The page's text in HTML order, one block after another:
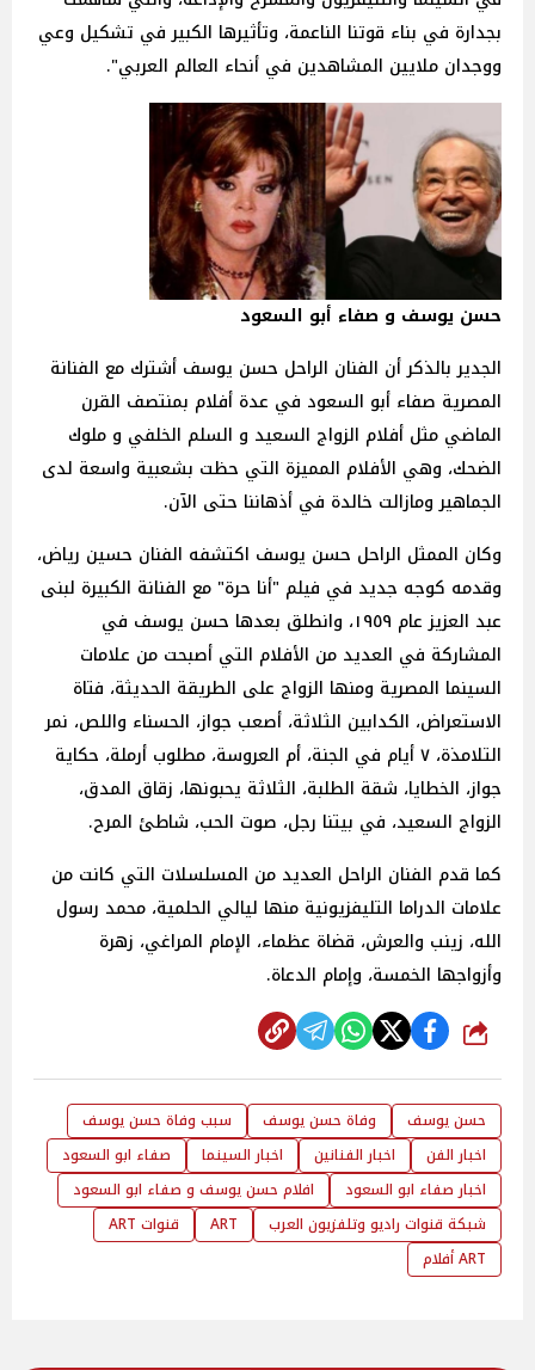
بجدارة في بناء قوتنا الناعمة، وتأثيرها الكبير في تشكيل وعي
ووجدان ملايين المشاهدين في أنحاء العالم العربي".
حسن يوسف و صفاء أبو السعود
الجدير بالذكر أن الفنان الراحل حسن يوسف أشترك مع الفنانة
المصرية صفاء أبو السعود في عدة أفلام بمنتصف القرن
الماضي مثل أفلام الزواج السعيد و السلم الخلفي و ملوك
الضحك، وهي الأفلام المميزة التي حظت بشعبية واسعة لدى
الجماهير ومازالت خالدة في أذهاننا حتى الآن.
وكان الممثل الراحل حسن يوسف اكتشفه الفنان حسين رياض،
وقدمه كوجه جديد في فيلم "أنا حرة" مع الفنانة الكبيرة لبنى
عبد العزيز عام ١٩٥٩، وانطلق بعدها حسن يوسف في
المشاركة في العديد من الأفلام التي أصبحت من علامات
السينما المصرية ومنها الزواج على الطريقة الحديثة، فتاة
الاستعراض، الكدابين الثلاثة، أصعب جواز، الحسناء واللص، نمر
التلامذة، ٧ أيام في الجنة، أم العروسة، مطلوب أرملة، حكاية
جواز، الخطايا، شقة الطلبة، الثلاثة يحبونها، زقاق المدق،
الزواج السعيد، في بيتنا رجل، صوت الحب، شاطئ المرح.
كما قدم الفنان الراحل العديد من المسلسلات التي كانت من
علامات الدراما التليفزيونية منها ليالي الحلمية، محمد رسول
الله، زينب والعرش، قضاة عظماء، الإمام المراغي، زهرة
وأزواجها الخمسة، وإمام الدعاة.
شارك
حسن يوسف وفاة حسن يوسف
سبب وفاة حسن يوسف
اخبار الفن
اخبار الفنانين اخبار السينما
صفاء ابو السعود
اخبار صفاء ابو السعود
افلام حسن يوسف و صفاء ابو السعود
شبكة قنوات راديو وتلفزيون العرب
ART
قنوات ART
ART أفلام